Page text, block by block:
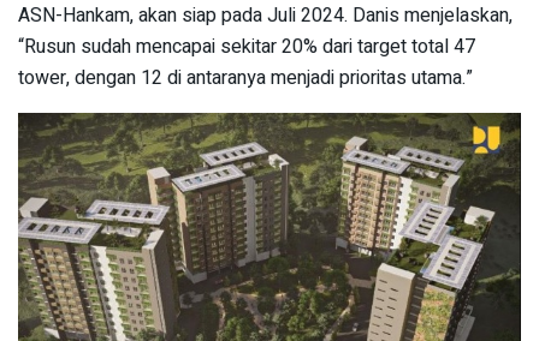
ASN-Hankam, akan siap pada Juli 2024. Danis menjelaskan,
“Rusun sudah mencapai sekitar 20% dari target total 47
tower, dengan 12 di antaranya menjadi prioritas utama.”